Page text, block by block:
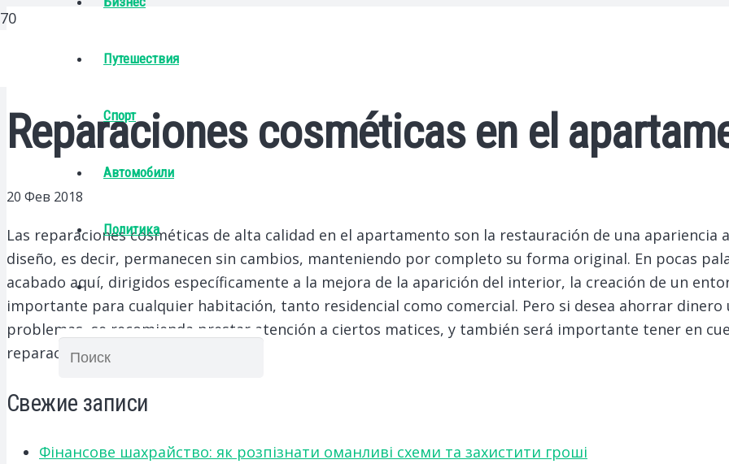
Путешествия
Спорт
Автомобили
Политика
Reparaciones cosméticas en el
20 Фев 2018
Las reparaciones cosméticas de alta calidad en el apartamento son la restauración de una
diseño, es decir, permanecen sin cambios, manteniendo por completo su forma original. En pocas
acabado aquí, dirigidos específicamente a la mejora de la aparición del interior, la creación de un
importante para cualquier habitación, tanto residencial como comercial. Pero si desea ahorrar
problemas, se recomienda prestar atención a ciertos matices, y también será importante tener en
reparación cosmética.
Свежие записи
Фінансове шахрайство: як розпізнати оманливі схеми та захистити гроші